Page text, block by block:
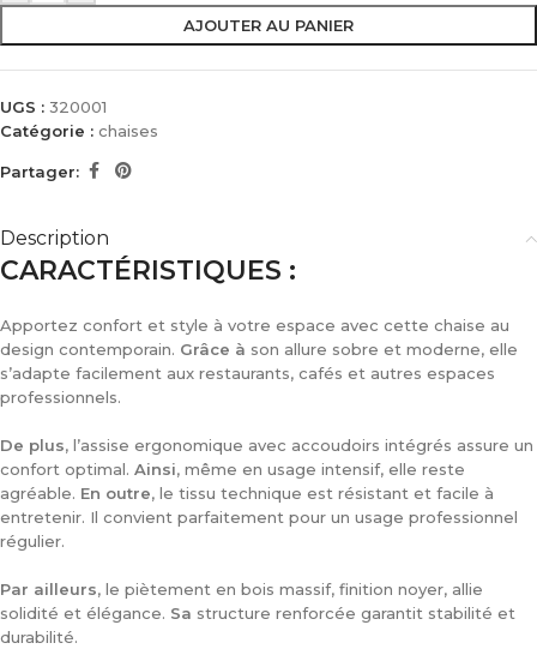
AJOUTER AU PANIER
UGS : 320001
Catégorie : chaises
Partager:
Description
CARACTÉRISTIQUES :
Apportez confort et style à votre espace avec cette chaise au
design contemporain. Grâce à son allure sobre et moderne, elle
s’adapte facilement aux restaurants, cafés et autres espaces
professionnels.
De plus, l’assise ergonomique avec accoudoirs intégrés assure un
confort optimal. Ainsi, même en usage intensif, elle reste
agréable. En outre, le tissu technique est résistant et facile à
entretenir. Il convient parfaitement pour un usage professionnel
régulier.
Par ailleurs, le piètement en bois massif, finition noyer, allie
solidité et élégance. Sa structure renforcée garantit stabilité et
durabilité.